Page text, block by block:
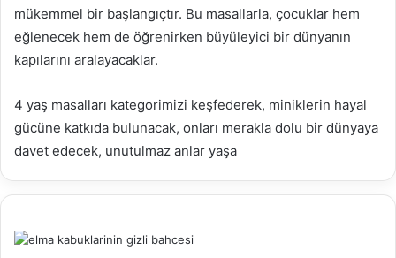
mükemmel bir başlangıçtır. Bu masallarla, çocuklar hem
eğlenecek hem de öğrenirken büyüleyici bir dünyanın
kapılarını aralayacaklar.
4 yaş masalları kategorimizi keşfederek, miniklerin hayal
gücüne katkıda bulunacak, onları merakla dolu bir dünyaya
davet edecek, unutulmaz anlar yaşa